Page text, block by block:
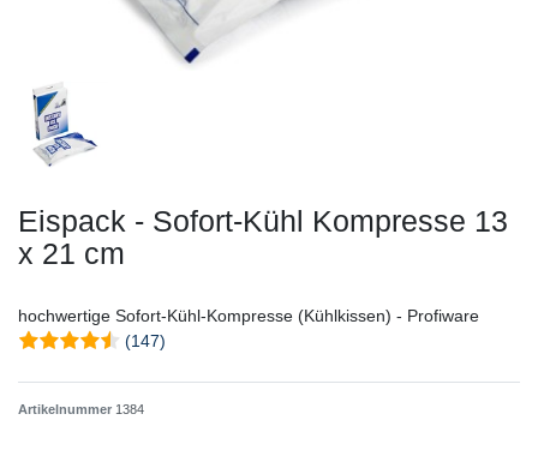
Eispack - Sofort-Kühl Kompresse 13
x 21 cm
hochwertige Sofort-Kühl-Kompresse (Kühlkissen) - Profiware
(147)
Artikelnummer 1384